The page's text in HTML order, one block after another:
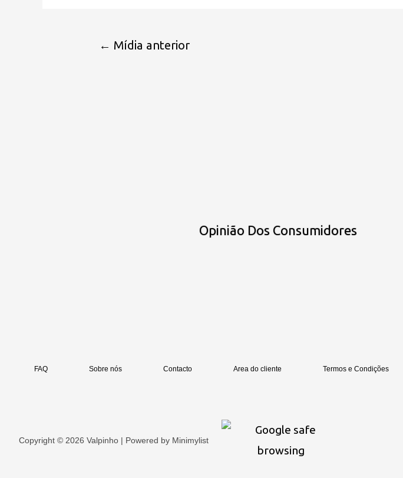
← Mídia anterior
Opinião Dos Consumidores
FAQ Sobre nós Contacto Area do cliente Termos e Condições
Copyright © 2026 Valpinho | Powered by Minimylist